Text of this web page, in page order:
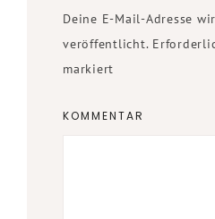
Deine E-Mail-Adresse
veröffentlicht.
markiert
KOMMENTAR